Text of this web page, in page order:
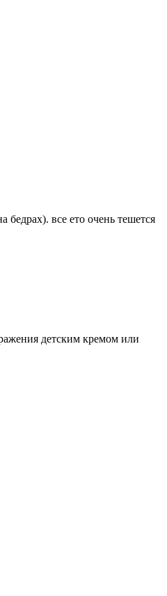
бедрах). все ето очень тешется
детским кремом или